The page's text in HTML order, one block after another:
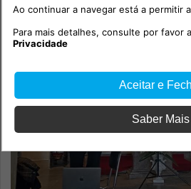
Ao continuar a navegar está a permitir
Para mais detalhes, consulte por favor
Privacidade
Aceitar e
Saber Mais